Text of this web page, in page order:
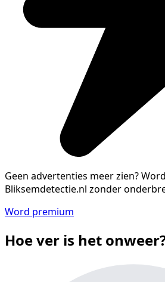
Geen advertenties meer zien?
Bliksemdetectie.nl zonder
Word premium
Hoe ver is het